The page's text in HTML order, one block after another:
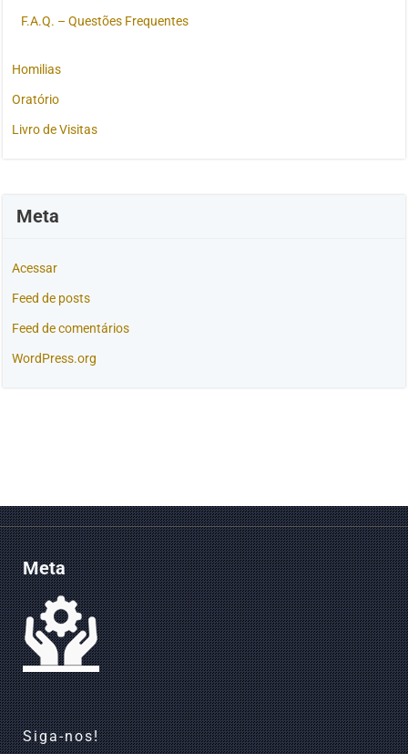
F.A.Q. – Questões Frequentes
Homilias
Oratório
Livro de Visitas
Meta
Acessar
Feed de posts
Feed de comentários
WordPress.org
Meta
Siga-nos!